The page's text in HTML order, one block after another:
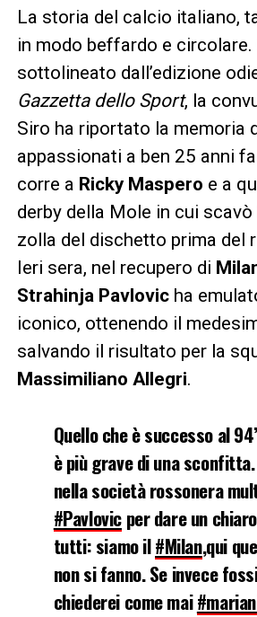
La storia del calcio italiano,
in modo beffardo e circolare.
sottolineato dall’edizione
Gazzetta dello Sport, la
Siro ha riportato la memoria
appassionati a ben 25 anni
corre a Ricky Maspero e a
derby della Mole in cui
zolla del dischetto prima del
Ieri sera, nel recupero di
Strahinja Pavlovicha
iconico, ottenendo il
salvando il risultato per la
Massimiliano Allegri.
Quello che è successo al
è più grave di una
nella società rossonera
#Pavlovicper dare un
tutti: siamo il#Milan,qui
non si fanno. Se invece
chiederei come mai